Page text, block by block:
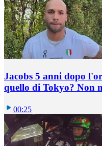
Jacobs 5 anni dopo
quello di Tokyo? Non
00:25